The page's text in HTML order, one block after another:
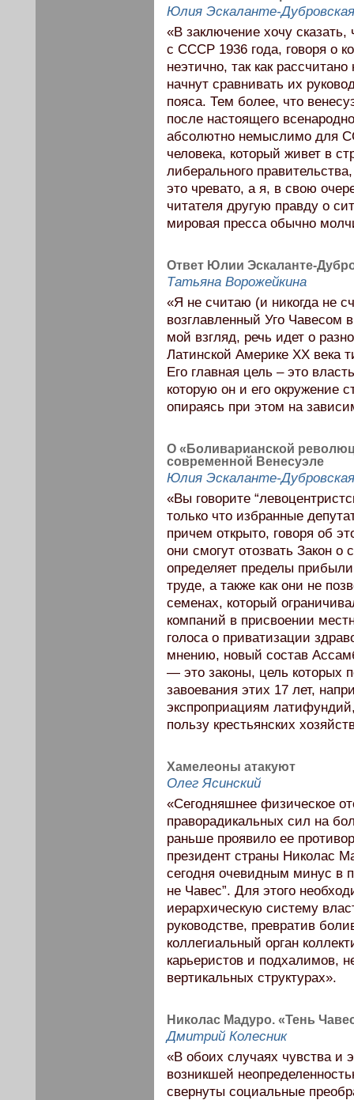
Юлия Эскаланте-Дубровская
«В заключение хочу
с СССР 1936 года, говоря о
неэтично, так как
начнут сравнивать их
пояса. Тем более, что
после настоящего
абсолютно немыслимо для
человека, который живет в
либерального
это чревато, а я, в свою
читателя другую правду о
мировая пресса обычно
Ответ Юлии Эскаланте-
Татьяна Ворожейкина
«Я не считаю (и никогда не
возглавленный Уго Чавесом
мой взгляд, речь идет о
Латинской Америке ХХ века
Его главная цель – это
которую он и его окружение
опираясь при этом на
О «Боливарианской
современной Венесуэле
Юлия Эскаланте-Дубровская
«Вы говорите
только что избранные
причем открыто, говоря об
они смогут отозвать Закон
определяет пределы
труде, а также как они не
семенах, который
компаний в присвоении
голоса о приватизации
мнению, новый состав
— это законы, цель которых
завоевания этих 17 лет,
экспроприациям
пользу крестьянских
Хамелеоны атакуют
Олег Ясинский
«Сегодняшнее физическое
праворадикальных сил на
раньше проявило ее
президент страны Николас
сегодня очевидным минус в
не Чавес”. Для этого
иерархическую систему
руководстве, превратив
коллегиальный орган
карьеристов и подхалимов,
вертикальных структурах».
Николас Мадуро. «Тень
Дмитрий Колесник
«В обоих случаях чувства и
возникшей
свернуты социальные